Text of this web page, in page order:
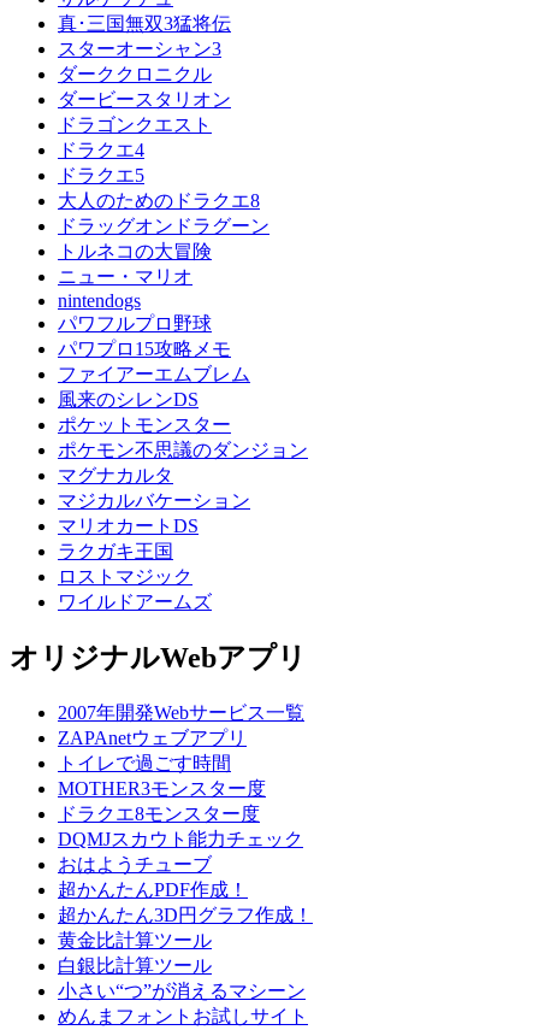
真･三国無双3猛将伝
スターオーシャン3
ダーククロニクル
ダービースタリオン
ドラゴンクエスト
ドラクエ4
ドラクエ5
大人のためのドラクエ8
ドラッグオンドラグーン
トルネコの大冒険
ニュー・マリオ
nintendogs
パワフルプロ野球
パワプロ15攻略メモ
ファイアーエムブレム
風来のシレンDS
ポケットモンスター
ポケモン不思議のダンジョン
マグナカルタ
マジカルバケーション
マリオカートDS
ラクガキ王国
ロストマジック
ワイルドアームズ
オリジナルWebアプリ
2007年開発Webサービス一覧
ZAPAnetウェブアプリ
トイレで過ごす時間
MOTHER3モンスター度
ドラクエ8モンスター度
DQMJスカウト能力チェック
おはようチューブ
超かんたんPDF作成！
超かんたん3D円グラフ作成！
黄金比計算ツール
白銀比計算ツール
小さい“つ”が消えるマシーン
めんまフォントお試しサイト